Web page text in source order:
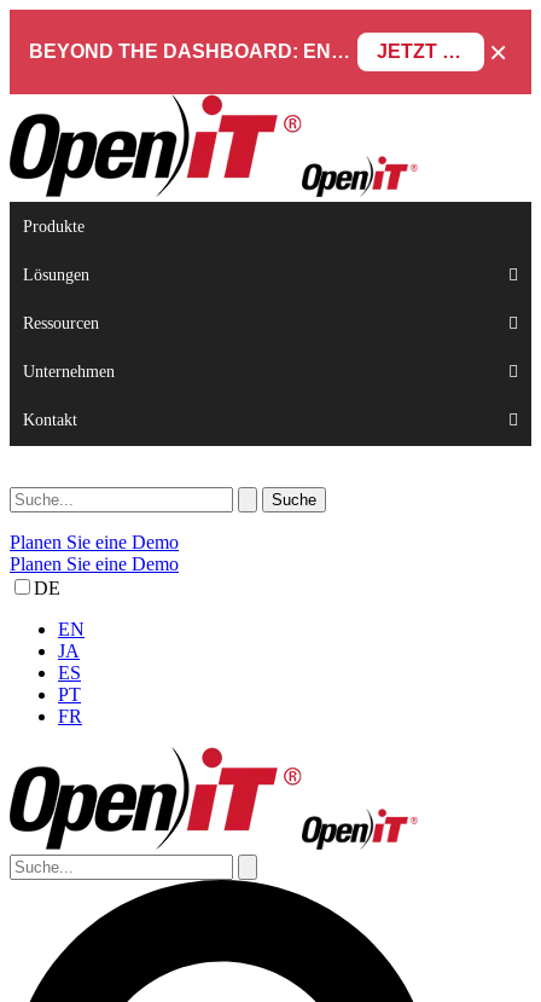
BEYOND THE DASHBOARD: ENGINEERING SOFTWARE IN SERVICENOW WEBINAR JETZT REGISTRIEREN ×
Produkte
Lösungen
Ressourcen
Unternehmen
Kontakt
Planen Sie eine Demo
Planen Sie eine Demo
DE
EN
JA
ES
PT
FR